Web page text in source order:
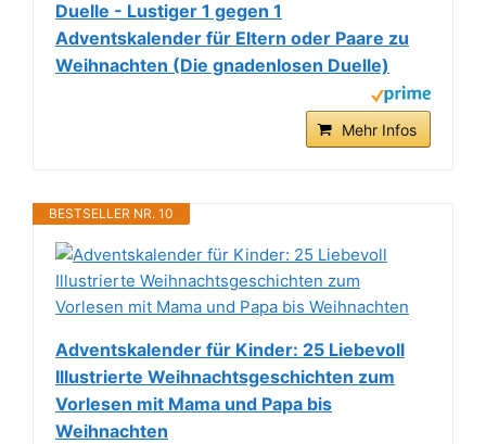
Duelle - Lustiger 1 gegen 1
Adventskalender für Eltern oder Paare zu
Weihnachten (Die gnadenlosen Duelle)
Mehr Infos
BESTSELLER NR. 10
Adventskalender für Kinder: 25 Liebevoll
Illustrierte Weihnachtsgeschichten zum
Vorlesen mit Mama und Papa bis
Weihnachten